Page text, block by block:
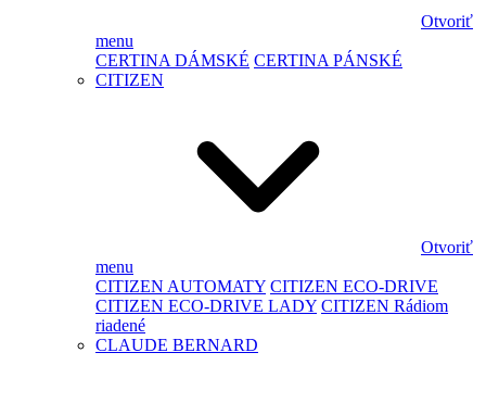
Otvoriť
menu
CERTINA DÁMSKÉ CERTINA PÁNSKÉ
CITIZEN
Otvoriť
menu
CITIZEN AUTOMATY CITIZEN ECO-DRIVE
CITIZEN ECO-DRIVE LADY CITIZEN Rádiom
riadené
CLAUDE BERNARD